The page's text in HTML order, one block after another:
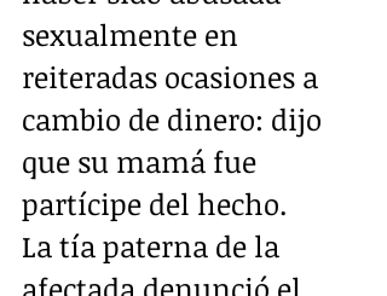
sexualmente en
reiteradas ocasiones a
cambio de dinero: dijo
que su mamá fue
partícipe del hecho.
La tía paterna de la
afectada denunció el